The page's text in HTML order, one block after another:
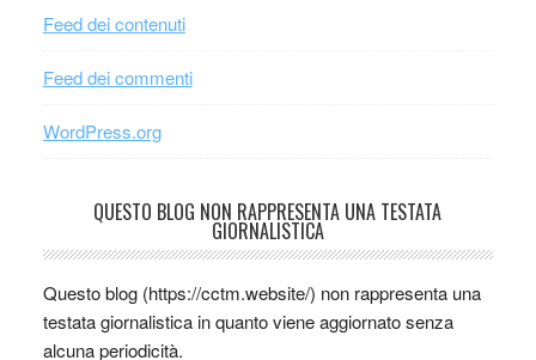
Feed dei contenuti
Feed dei commenti
WordPress.org
QUESTO BLOG NON RAPPRESENTA UNA TESTATA
GIORNALISTICA
Questo blog (https://cctm.website/) non rappresenta una
testata giornalistica in quanto viene aggiornato senza
alcuna periodicità.